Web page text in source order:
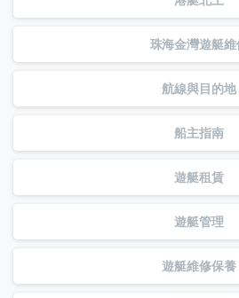
珠海金灣遊艇維
航線與目的地
船主指南
遊艇租賃
遊艇管理
遊艇維修保養